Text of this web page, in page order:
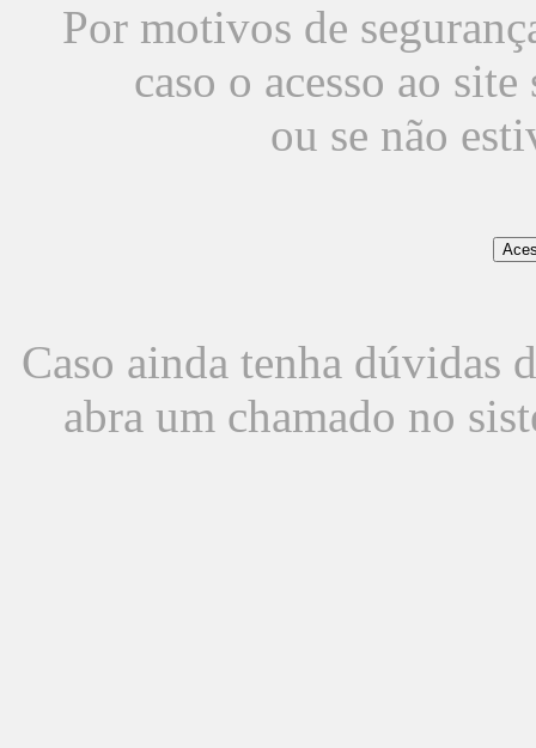
Por motivos de
caso o acesso ao
ou se não
Caso ainda tenha dúvidas
abra um chamado no